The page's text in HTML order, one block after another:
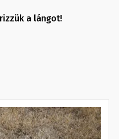
a lángot!